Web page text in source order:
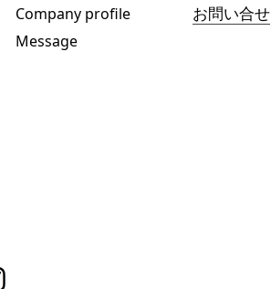
Company profile
Message
お問い合せ